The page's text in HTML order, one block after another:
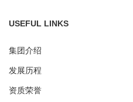
USEFUL LINKS
集团介绍
发展历程
资质荣誉